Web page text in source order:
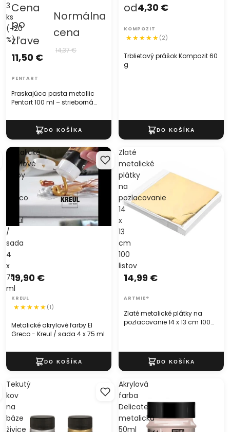
3
ks
(−20
%)
Praskajúca pasta metallic
Pentart 100 ml – strieborná
Cena
po
zľave
11,50 €
Normálna
cena
14,37 €
PENTART
Trblietavý prášok Kompozit 60
g
od4,30 €
KOMPOZIT
(2)
Metalické
akrylové
farby
Greco
Kreul
/
sada
4
x
75
ml
Metalické akrylové farby El
Greco - Kreul / sada 4 x 75 ml
19,90 €
KREUL
(1)
Zlaté
metalické
plátky
na
pozlacovanie
14
x
13
cm
100
listov
Zlaté metalické plátky na
pozlacovanie 14 x 13 cm 100
14,99 €
ARTMIE®
Tekutý
kov
na
báze
živice
Akrylová
farba
Delicate
metalická
50ml